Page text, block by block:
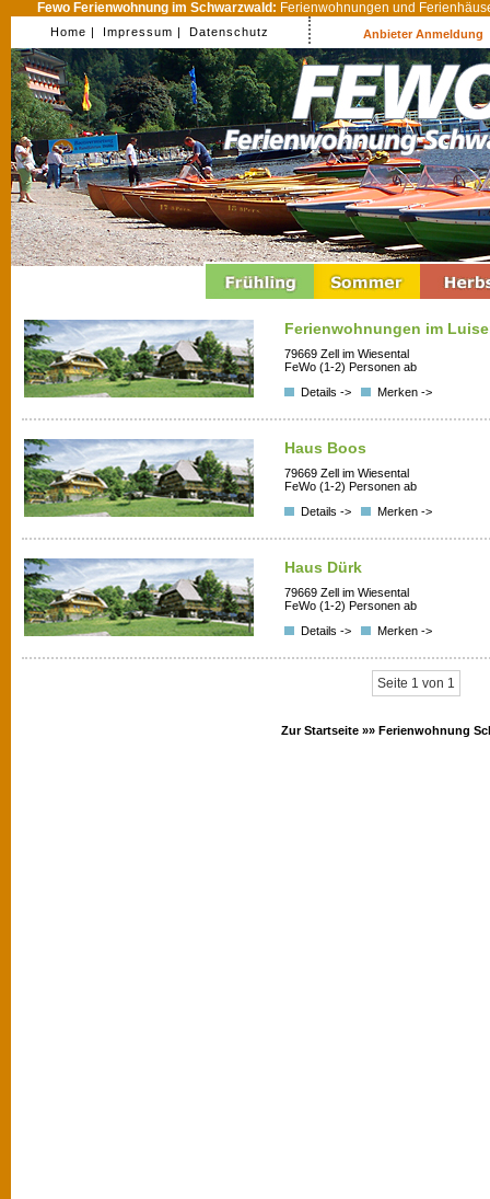
Fewo Ferienwohnung im Schwarzwald: Ferienwohnungen und
Home | Impressum | Datenschutz Anbieter Anmeldung
Ferienwohnungen im
79669 Zell im Wiesental
FeWo (1-2) Personen ab
Details ->
Merken ->
Haus Boos
79669 Zell im Wiesental
FeWo (1-2) Personen ab
Details ->
Merken ->
Haus Dürk
79669 Zell im Wiesental
FeWo (1-2) Personen ab
Details ->
Merken ->
Seite 1 von 1
Zur Startseite »» Ferienwohnung